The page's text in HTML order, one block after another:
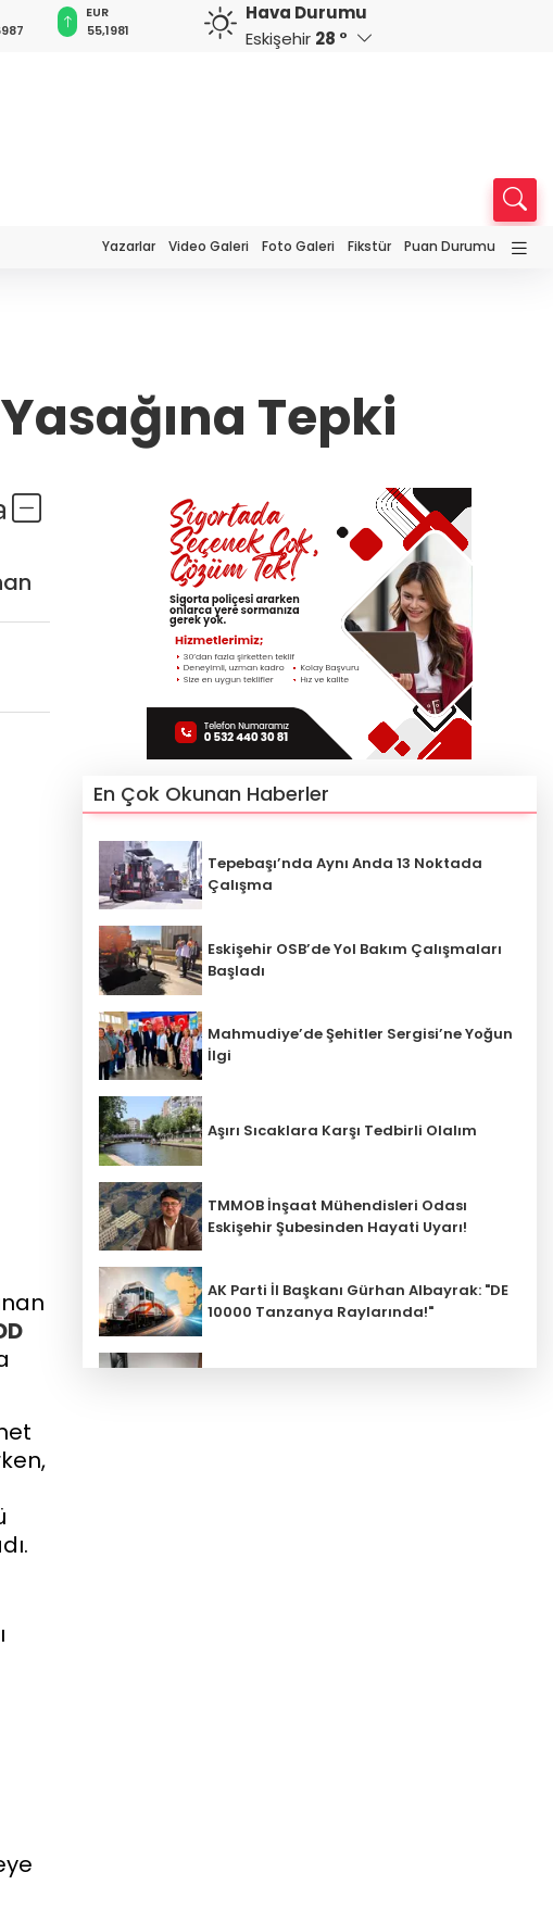
GBP
64,4445
CHF
59,0646
CAD
34,2245
Hava Durumu
Eskişehir 28 °
Yazarlar Video Galeri Foto Galeri Fikstür Puan Durumu
Tepki
En Çok Okunan Haberler
Tepebaşı’nda Aynı Anda 13 Noktada
Çalışma
Eskişehir OSB’de Yol Bakım Çalışmaları
Başladı
Mahmudiye’de Şehitler Sergisi’ne Yoğun
İlgi
Aşırı Sıcaklara Karşı Tedbirli Olalım
TMMOB İnşaat Mühendisleri Odası
Eskişehir Şubesinden Hayati Uyarı!
AK Parti İl Başkanı Gürhan Albayrak: "DE
10000 Tanzanya Raylarında!"